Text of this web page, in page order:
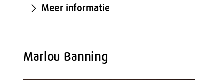
Meer informatie
Marlou Banning